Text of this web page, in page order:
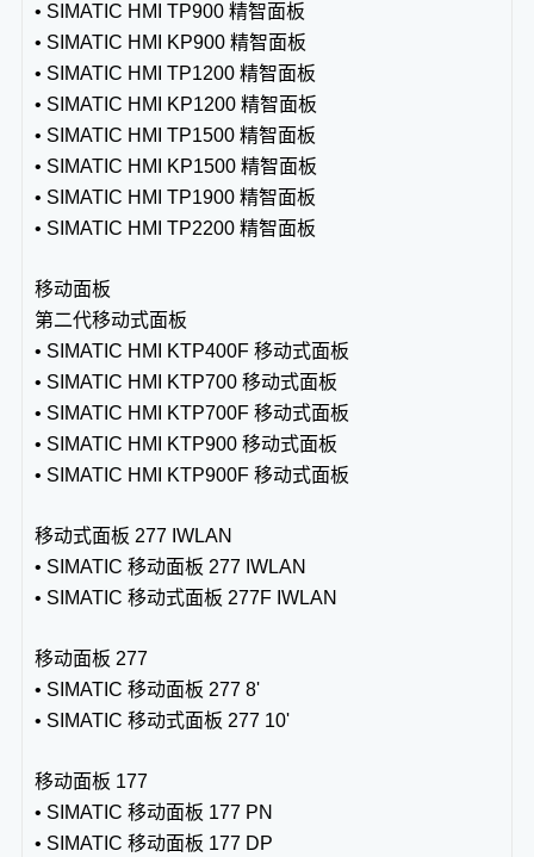
• SIMATIC HMI TP900 精智面板
• SIMATIC HMI KP900 精智面板
• SIMATIC HMI TP1200 精智面板
• SIMATIC HMI KP1200 精智面板
• SIMATIC HMI TP1500 精智面板
• SIMATIC HMI KP1500 精智面板
• SIMATIC HMI TP1900 精智面板
• SIMATIC HMI TP2200 精智面板
移动面板
第二代移动式面板
• SIMATIC HMI KTP400F 移动式面板
• SIMATIC HMI KTP700 移动式面板
• SIMATIC HMI KTP700F 移动式面板
• SIMATIC HMI KTP900 移动式面板
• SIMATIC HMI KTP900F 移动式面板
移动式面板 277 IWLAN
• SIMATIC 移动面板 277 IWLAN
• SIMATIC 移动式面板 277F IWLAN
移动面板 277
• SIMATIC 移动面板 277 8'
• SIMATIC 移动式面板 277 10'
移动面板 177
• SIMATIC 移动面板 177 PN
• SIMATIC 移动面板 177 DP